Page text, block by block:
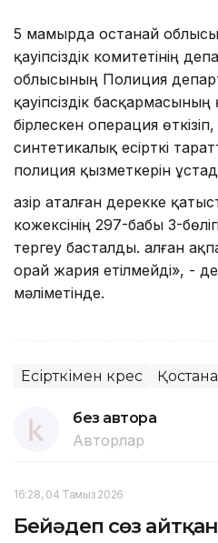
5 мамырда Қостанай
қауіпсіздік комитетінің
облысының Полиция
қауіпсіздік
бірлескен операция
синтетикалық есірткі
полиция қызметкерін
Қазір аталған дерекке
кожексінің 297-бабы 3-
тергеу басталды. Қалған
орай жария етілмейді», -
мәліметінде.
Есірткімен күрес
без автора
Авторлар
16:28, 04 Тамыз 2026
Бейәдеп сөз